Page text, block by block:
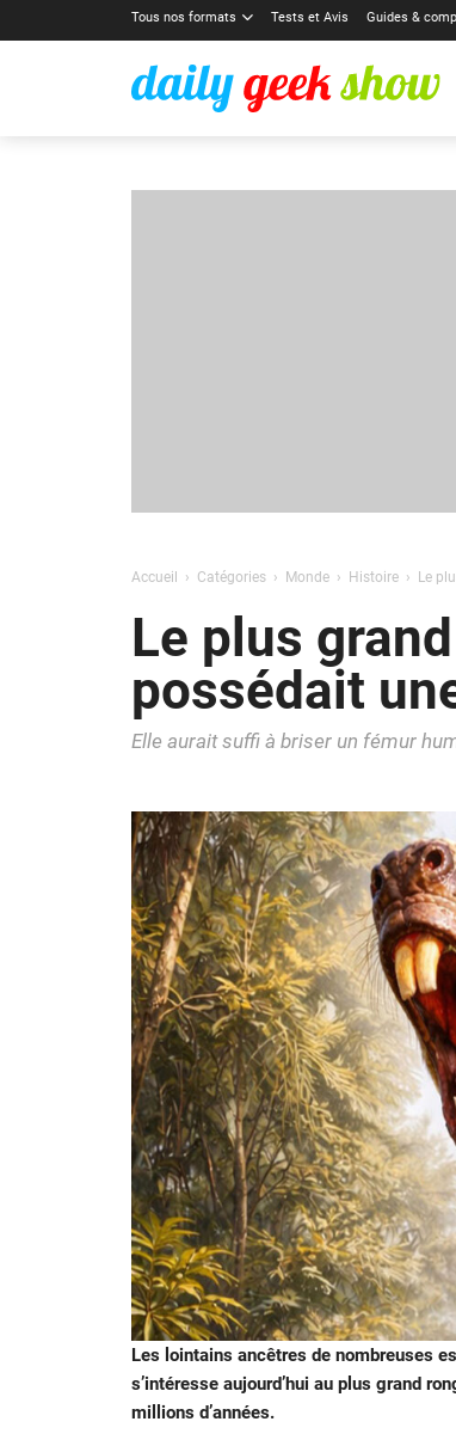
Tous nos formats Tests et Avis Guides &
Accueil Catégories Monde Histoire Le
Le plus
possédait
Elle aurait suffi à briser un fémur
Les lointains ancêtres de nombreuses
s’intéresse aujourd’hui au plus grand
millions d’années.